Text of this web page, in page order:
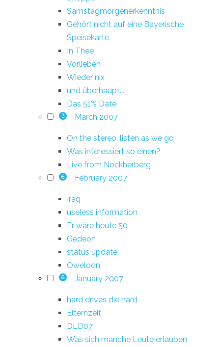
Samstagmorgenerkenntnis
Gehört nicht auf eine Bayerische
Speisekarte
In Thee
Vorlieben
Wieder nix
und überhaupt...
Das 51% Date
3 March 2007
On the stereo, listen as we go
Was interessiert so einen?
Live from Nockherberg
6 February 2007
Iraq
useless information
Er wäre heute 50
Gedeon
status update
Owelodn
6 January 2007
hard drives die hard
Elternzeit
DLD07
Was sich manche Leute erlauben